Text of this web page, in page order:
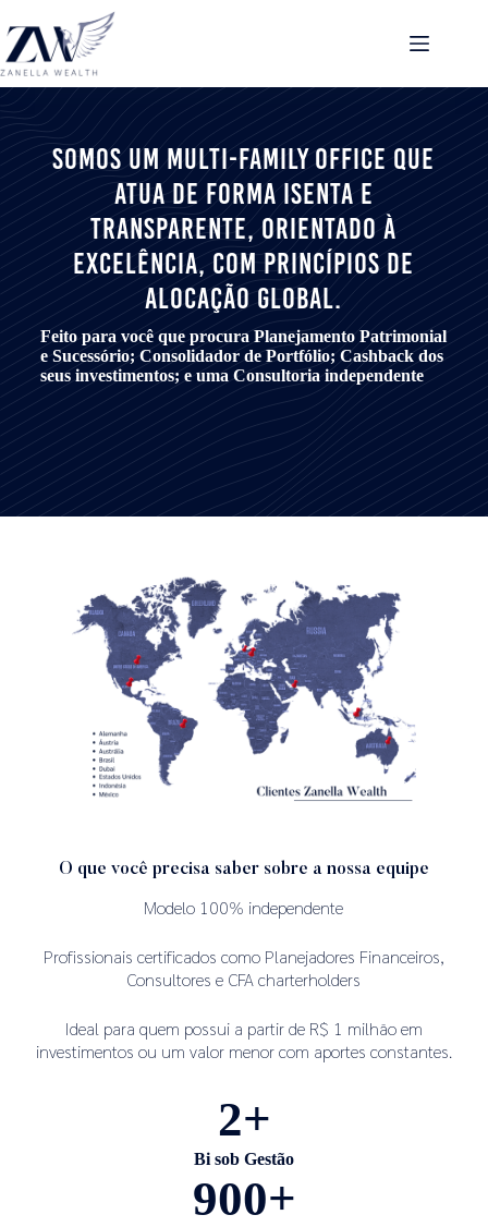
Somos um Multi-Family Office que
atua de forma isenta e
transparente, orientado à
excelência, com princípios de
alocação global.
Feito para você que procura Planejamento Patrimonial
e Sucessório; Consolidador de Portfólio; Cashback dos
seus investimentos; e uma Consultoria independente
O que você precisa saber sobre a nossa equipe
Modelo 100% independente
Profissionais certificados como Planejadores Financeiros,
Consultores e CFA charterholders
Ideal para quem possui a partir de R$ 1 milhão em
investimentos ou um valor menor com aportes constantes.
Bi sob Gestão
2+
900+